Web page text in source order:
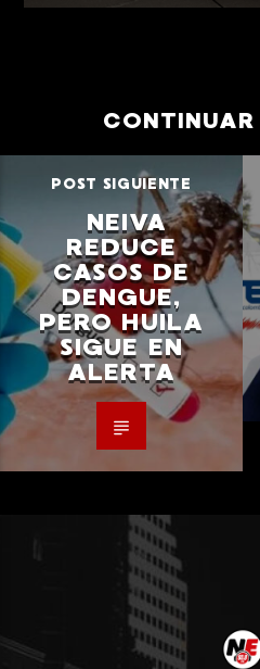
POST SIGUIENTE
NEIVA
REDUCE
CASOS DE
DENGUE,
PERO HUILA
SIGUE EN
ALERTA